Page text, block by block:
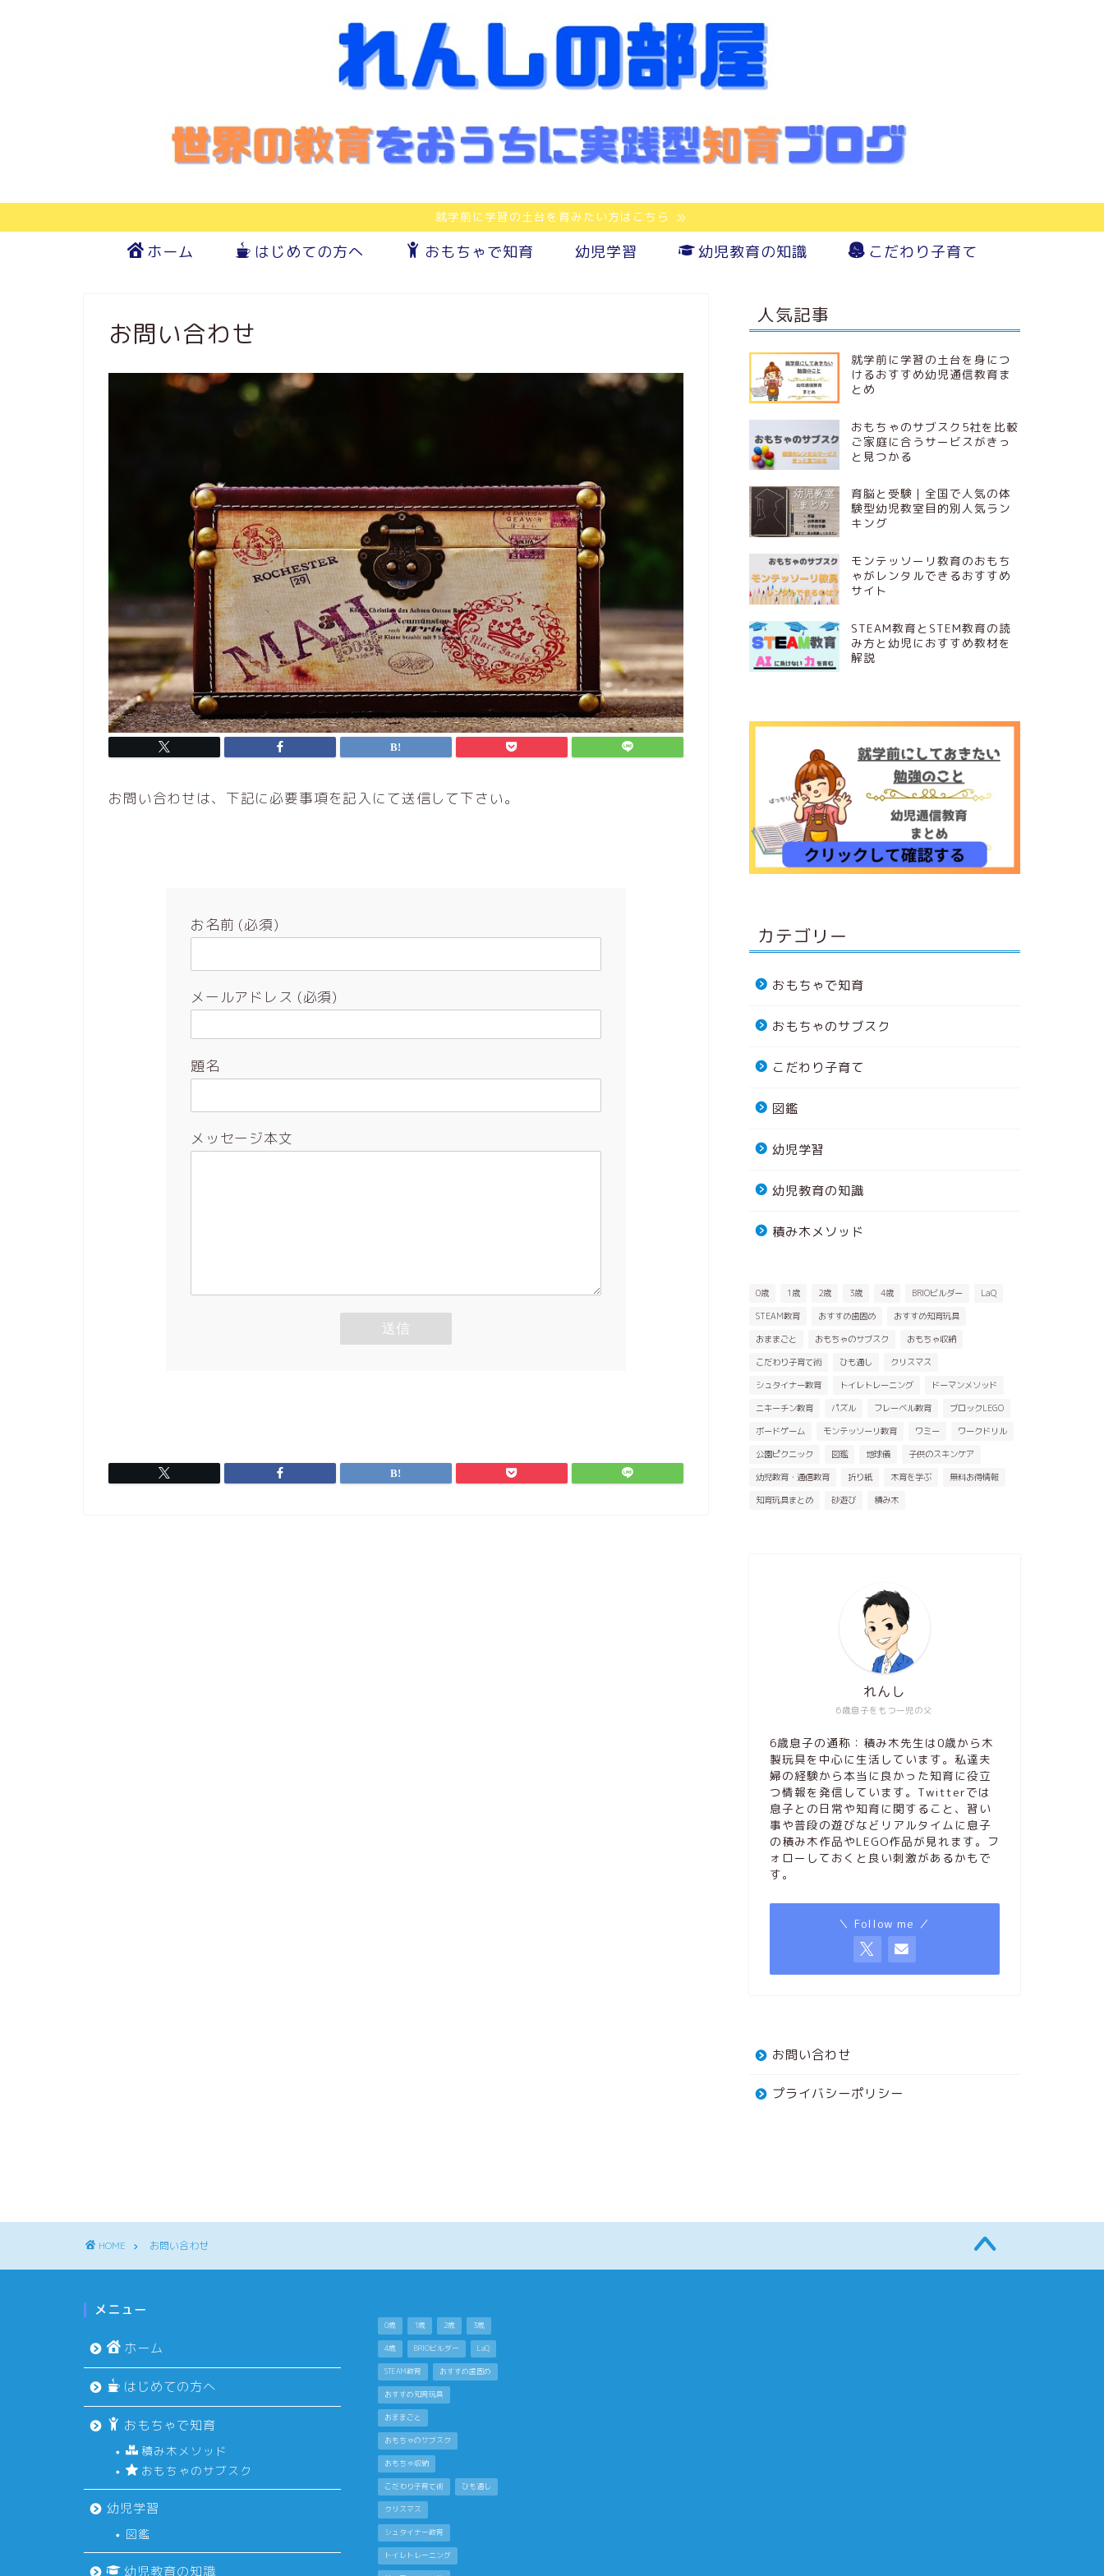
就学前に学習の土台を育みたい方はこちら
ホーム はじめての方へ おもちゃで知育 幼児学習 幼児教育の知識 こだわり子育て
お問い合わせ
お問い合わせは、下記に必要事項を記入にて送信して下さい。
お名前 (必須)
メールアドレス (必須)
題名
メッセージ本文
人気記事
就学前に学習の土台を身につ
けるおすすめ幼児通信教育ま
とめ
おもちゃのサブスク5社を比較
ご家庭に合うサービスがきっ
と見つかる
育脳と受験｜全国で人気の体
験型幼児教室目的別人気ラン
キング
モンテッソーリ教育のおもち
ゃがレンタルできるおすすめ
サイト
STEAM教育とSTEM教育の読
み方と幼児におすすめ教材を
解説
カテゴリー
おもちゃで知育
おもちゃのサブスク
こだわり子育て
図鑑
幼児学習
幼児教育の知識
積み木メソッド
0歳 1歳 2歳 3歳 4歳 BRIOビルダー
LaQ
STEAM教育
おすすめ歯固め
おすすめ知育玩具
おままごと
おもちゃのサブスク
おもちゃ収納
こだわり子育て術
ひも通し
クリスマス
シュタイナー教育
トイレトレーニング
ドーマンメソッド
ニキーチン教育
パズル フレーベル教育
ブロックLEGO
ボードゲーム
モンテッソーリ教育 ワミー
ワークドリル
公園ピクニック
図鑑 地球儀
子供のスキンケア
幼児教育・通信教育
折り紙 木育を学ぶ
無料お得情報
知育玩具まとめ
砂遊び 積み木
6歳息子をもつ一児の父
れんし
6歳息子の通称：積み木先生は0歳から木
製玩具を中心に生活しています。私達夫
婦の経験から本当に良かった知育に役立
つ情報を発信しています。Twitterでは
息子との日常や知育に関すること、習い
事や普段の遊びなどリアルタイムに息子
の積み木作品やLEGO作品が見れます。フ
ォローしておくと良い刺激があるかもで
す。
＼ Follow me ／
お問い合わせ
プライバシーポリシー
HOME お問い合わせ
メニュー
ホーム
はじめての方へ
おもちゃで知育
積み木メソッド
おもちゃのサブスク
幼児学習
図鑑
幼児教育の知識
0歳 1歳 2歳 3歳
4歳 BRIOビルダー LaQ
STEAM教育 おすすめ歯固め
おすすめ知育玩具
おままごと
おもちゃのサブスク
おもちゃ収納
こだわり子育て術 ひも通し
クリスマス
シュタイナー教育
トイレトレーニング